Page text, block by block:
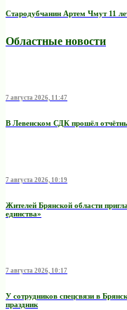
Стародубчанин Артем Чмут 11
Областные новости
7 августа 2026, 11:47
В Левенском СДК прошёл
7 августа 2026, 10:19
Жителей Брянской области
единства»
7 августа 2026, 10:17
У сотрудников спецсвязи в
праздник